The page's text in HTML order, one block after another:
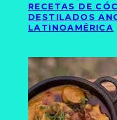
RECETAS DE
DESTILADOS
LATINOAMÉRICA